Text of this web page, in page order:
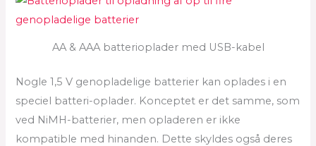
AA & AAA batterioplader med USB-kabel
Nogle 1,5 V genopladelige batterier kan oplades i en
speciel batteri-oplader. Konceptet er det samme, som
ved NiMH-batterier, men opladeren er ikke
kompatible med hinanden. Dette skyldes også deres